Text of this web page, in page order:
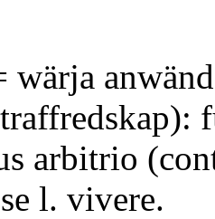
wärja
arbitrio
l. vivere.